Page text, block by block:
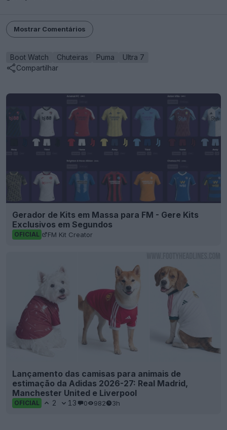
Mostrar Comentários
Boot Watch Chuteiras Puma
Ultra 7
Compartilhar
Gerador de Kits em Massa para FM - Gere Kits
Exclusivos em Segundos
OFICIAL FM Kit Creator
Lançamento das camisas para animais de
estimação da Adidas 2026-27: Real Madrid,
Manchester United e Liverpool
OFICIAL 2 13 0 982 3h